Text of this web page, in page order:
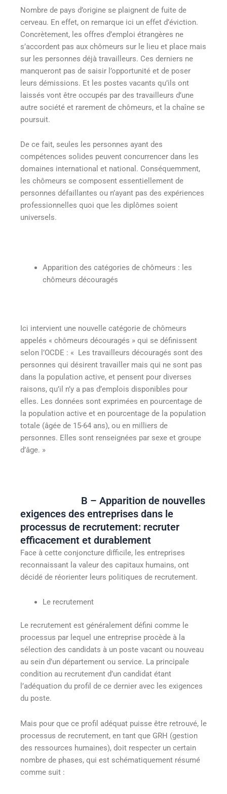
Nombre de pays d’origine se plaignent de fuite de
cerveau. En effet, on remarque ici un effet d’éviction.
Concrètement, les offres d’emploi étrangères ne
s’accordent pas aux chômeurs sur le lieu et place mais
sur les personnes déjà travailleurs. Ces derniers ne
manqueront pas de saisir l’opportunité et de poser
leurs démissions. Et les postes vacants qu’ils ont
laissés vont être occupés par des travailleurs d’une
autre société et rarement de chômeurs, et la chaîne se
poursuit.
De ce fait, seules les personnes ayant des
compétences solides peuvent concurrencer dans les
domaines international et national. Conséquemment,
les chômeurs se composent essentiellement de
personnes défaillantes ou n’ayant pas des expériences
professionnelles quoi que les diplômes soient
universels.
Apparition des catégories de chômeurs : les
chômeurs découragés
Ici intervient une nouvelle catégorie de chômeurs
appelés « chômeurs découragés » qui se définissent
selon l’OCDE : « Les travailleurs découragés sont des
personnes qui désirent travailler mais qui ne sont pas
dans la population active, et pensent pour diverses
raisons, qu’il n’y a pas d’emplois disponibles pour
elles. Les données sont exprimées en pourcentage de
la population active et en pourcentage de la population
totale (âgée de 15-64 ans), ou en milliers de
personnes. Elles sont renseignées par sexe et groupe
d’âge. »
B – Apparition de nouvelles
exigences des entreprises dans le
processus de recrutement: recruter
efficacement et durablement
Face à cette conjoncture difficile, les entreprises
reconnaissant la valeur des capitaux humains, ont
décidé de réorienter leurs politiques de recrutement.
Le recrutement
Le recrutement est généralement défini comme le
processus par lequel une entreprise procède à la
sélection des candidats à un poste vacant ou nouveau
au sein d’un département ou service. La principale
condition au recrutement d’un candidat étant
l’adéquation du profil de ce dernier avec les exigences
du poste.
Mais pour que ce profil adéquat puisse être retrouvé, le
processus de recrutement, en tant que GRH (gestion
des ressources humaines), doit respecter un certain
nombre de phases, qui est schématiquement résumé
comme suit :